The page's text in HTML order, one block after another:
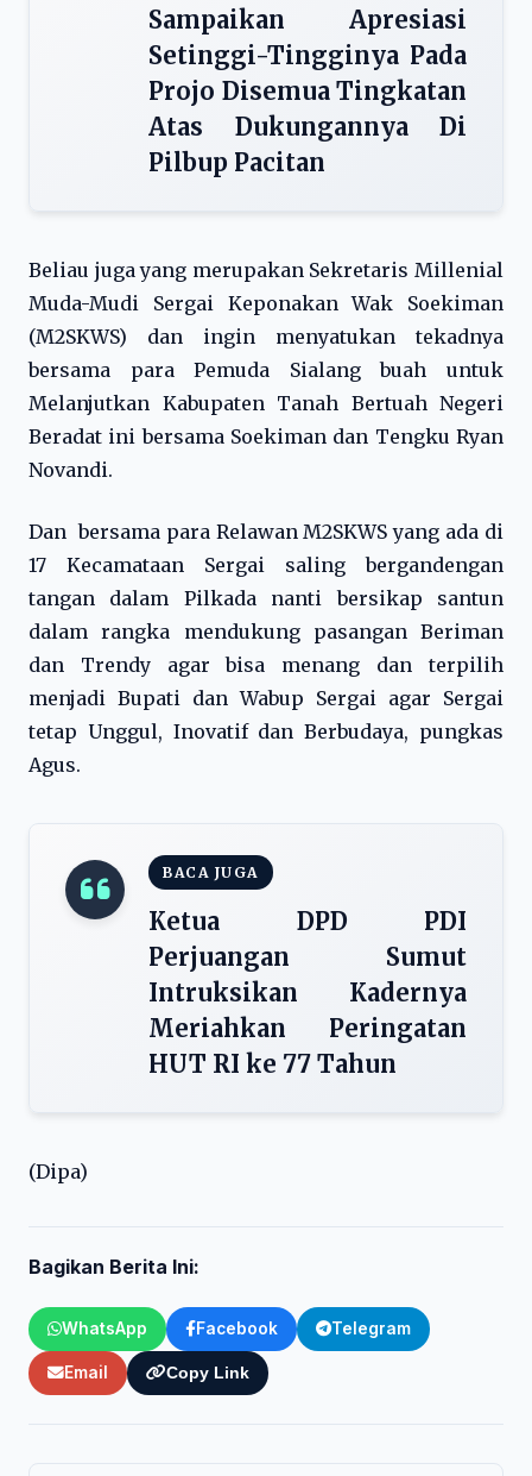
Sampaikan Apresiasi
Setinggi-Tingginya Pada
Projo Disemua Tingkatan
Atas Dukungannya Di
Pilbup Pacitan
Beliau juga yang merupakan Sekretaris Millenial
Muda-Mudi Sergai Keponakan Wak Soekiman
(M2SKWS) dan ingin menyatukan tekadnya
bersama para Pemuda Sialang buah untuk
Melanjutkan Kabupaten Tanah Bertuah Negeri
Beradat ini bersama Soekiman dan Tengku Ryan
Novandi.
Dan bersama para Relawan M2SKWS yang ada di
17 Kecamataan Sergai saling bergandengan
tangan dalam Pilkada nanti bersikap santun
dalam rangka mendukung pasangan Beriman
dan Trendy agar bisa menang dan terpilih
menjadi Bupati dan Wabup Sergai agar Sergai
tetap Unggul, Inovatif dan Berbudaya, pungkas
Agus.
BACA JUGA
Ketua DPD PDI
Perjuangan Sumut
Intruksikan Kadernya
Meriahkan Peringatan
HUT RI ke 77 Tahun
(Dipa)
Bagikan Berita Ini:
WhatsApp Facebook Telegram
Email Copy Link